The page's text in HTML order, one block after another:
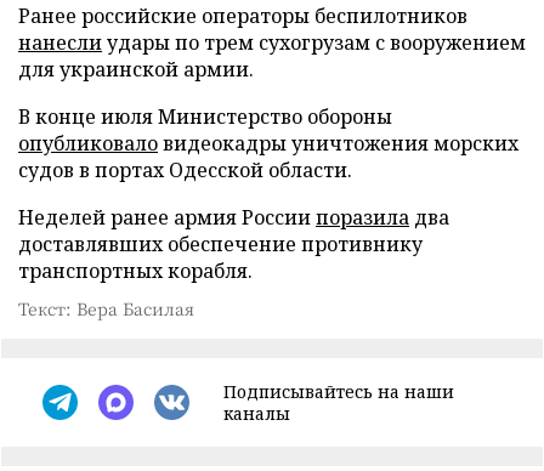
Ранее российские операторы беспилотников
нанеслиудары по трем сухогрузам с вооружением
для украинской армии.
В конце июля Министерство обороны
опубликоваловидеокадры уничтожения морских
судов в портах Одесской области.
Неделей ранее армия Россиипоразила два
доставлявших обеспечение противнику
транспортных корабля.
Текст: Вера Басилая
Подписывайтесь на наши
каналы